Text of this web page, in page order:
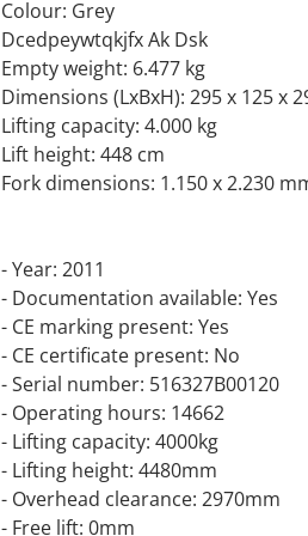
Colour: Grey
Dcedpeywtqkjfx Ak Dsk
Empty weight: 6.477 kg
Dimensions (LxBxH): 295 x 125 x
Lifting capacity: 4.000 kg
Lift height: 448 cm
Fork dimensions: 1.150 x 2.230
- Year: 2011
- Documentation available: Yes
- CE marking present: Yes
- CE certificate present: No
- Serial number: 516327B00120
- Operating hours: 14662
- Lifting capacity: 4000kg
- Lifting height: 4480mm
- Overhead clearance: 2970mm
- Free lift: 0mm